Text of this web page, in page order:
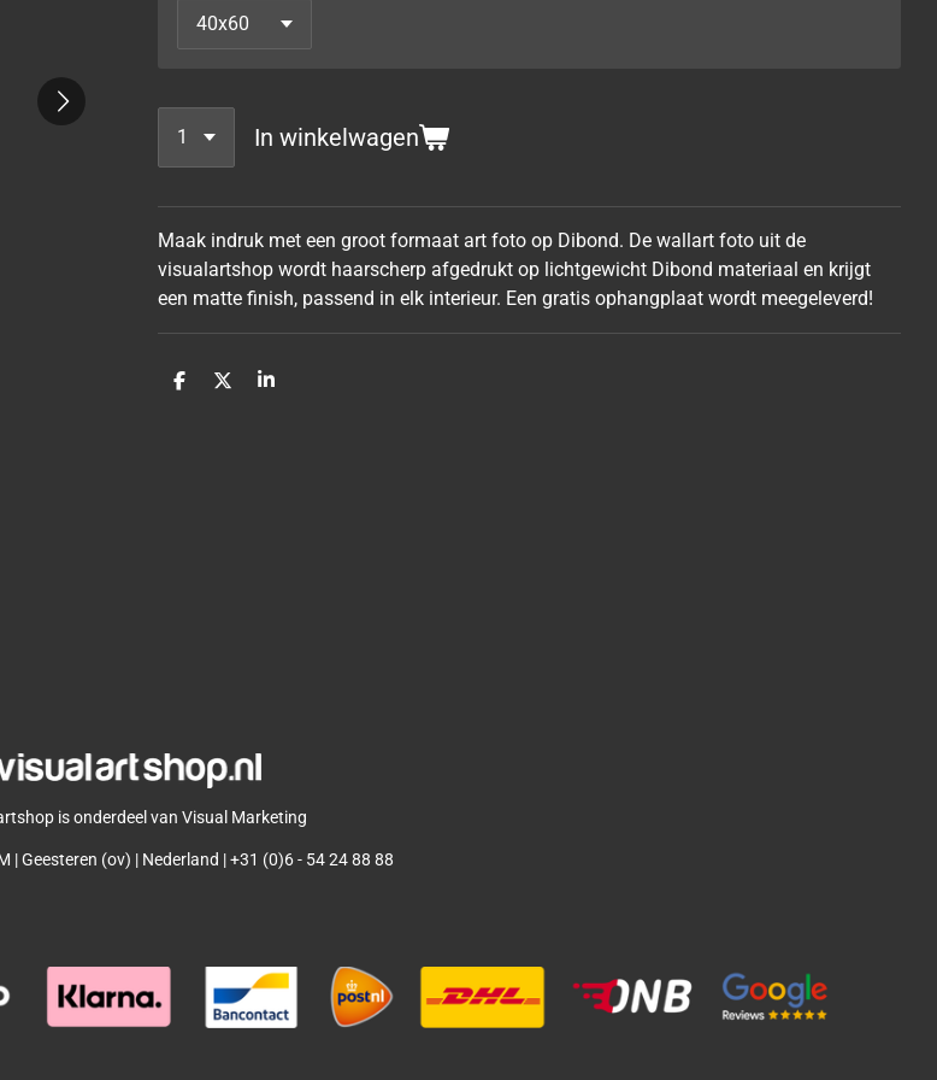
In winkelwagen
Maak indruk met een groot formaat art foto op Dibond. De wallart foto uit de
visualartshop wordt haarscherp afgedrukt op lichtgewicht Dibond materiaal en krijgt
een matte finish, passend in elk interieur. Een gratis ophangplaat wordt meegeleverd!
D
D
S
is onderdeel van Visual Marketing
| Geesteren (ov) | Nederland | +31 (0)6 - 54 24 88 88